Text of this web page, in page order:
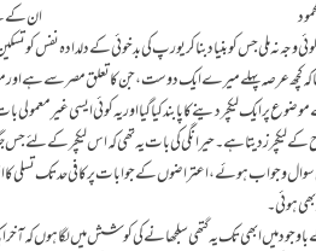
ان کے
وجہ نہ ملی جس کو بنیاد بنا کر یورپ کی بدخوئی کے دلدادہ نفس کو
کہ کچھ عرصہ پہلے میرے ایک دوست، جن کا تعلق مصر سے ہے
پر ایک لیکچر دینے کا پابند کیا گیا اور یہ کوئی ایسی غیر
لیکچرز دیتا ہے۔ حیرانگی کی بات یہ تھی کہ اس لیکچر کے لئے جس
و جواب ہوئے، اعتراضوں کے جوابات پر کافی حد تک تسلی کا
ہوئی۔